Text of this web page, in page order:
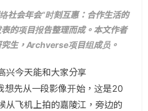
社会年会“时刻互惠：合作生活的
的项目报告整理而成。本文作者
生，Archverse项目组成员。
兴今天能和大家分享
先从一段影像开始，这是20
从飞机上拍的嘉陵江，旁边的